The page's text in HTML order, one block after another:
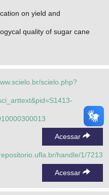
on yield and
quality of sugar cane
scielo.php?
Acessar
handle/1/7213
Acessar